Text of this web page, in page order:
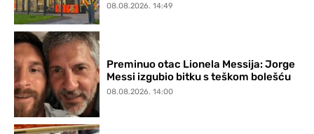
08.08.2026. 14:49
Preminuo otac Lionela Messija: Jorge
Messi izgubio bitku s teškom bolešću
08.08.2026. 14:00